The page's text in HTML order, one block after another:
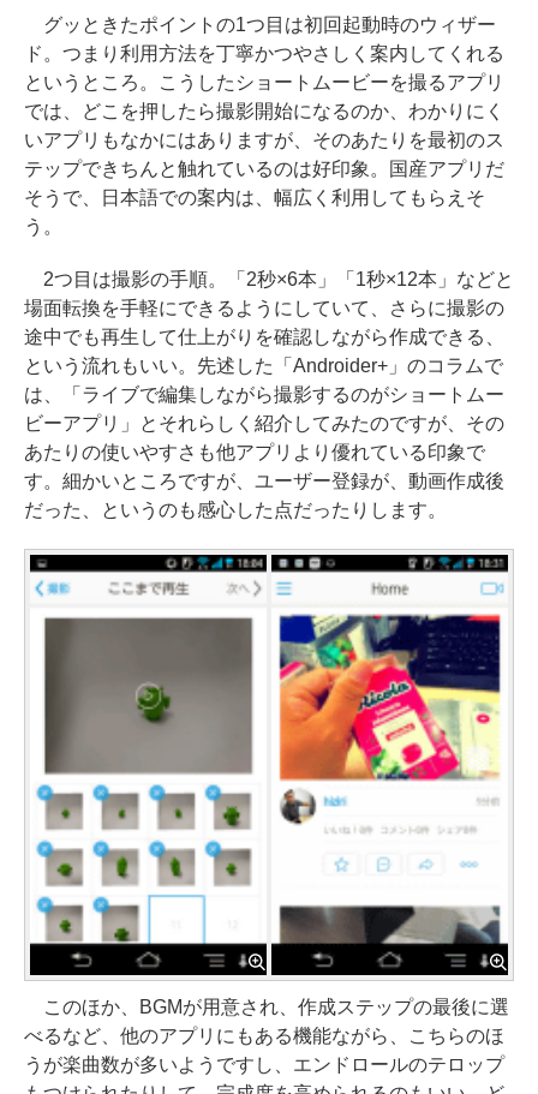
グッときたポイントの1つ目は初回起動時のウィザー
ド。つまり利用方法を丁寧かつやさしく案内してくれる
というところ。こうしたショートムービーを撮るアプリ
では、どこを押したら撮影開始になるのか、わかりにく
いアプリもなかにはありますが、そのあたりを最初のス
テップできちんと触れているのは好印象。国産アプリだ
そうで、日本語での案内は、幅広く利用してもらえそ
う。
2つ目は撮影の手順。「2秒×6本」「1秒×12本」などと
場面転換を手軽にできるようにしていて、さらに撮影の
途中でも再生して仕上がりを確認しながら作成できる、
という流れもいい。先述した「Androider+」のコラムで
は、「ライブで編集しながら撮影するのがショートムー
ビーアプリ」とそれらしく紹介してみたのですが、その
あたりの使いやすさも他アプリより優れている印象で
す。細かいところですが、ユーザー登録が、動画作成後
だった、というのも感心した点だったりします。
このほか、BGMが用意され、作成ステップの最後に選
べるなど、他のアプリにもある機能ながら、こちらのほ
うが楽曲数が多いようですし、エンドロールのテロップ